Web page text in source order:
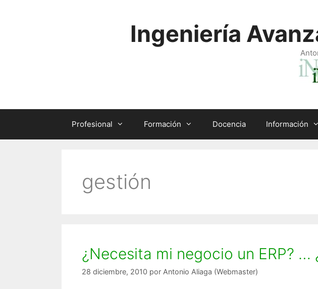
Ingeniería
Profesional Formación Docencia Información
gestión
¿Necesita mi negocio un ERP? …
28 diciembre, 2010 por Antonio Aliaga (Webmaster)